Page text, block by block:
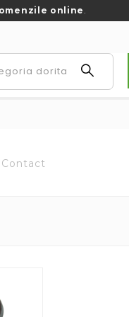
online.
Contact